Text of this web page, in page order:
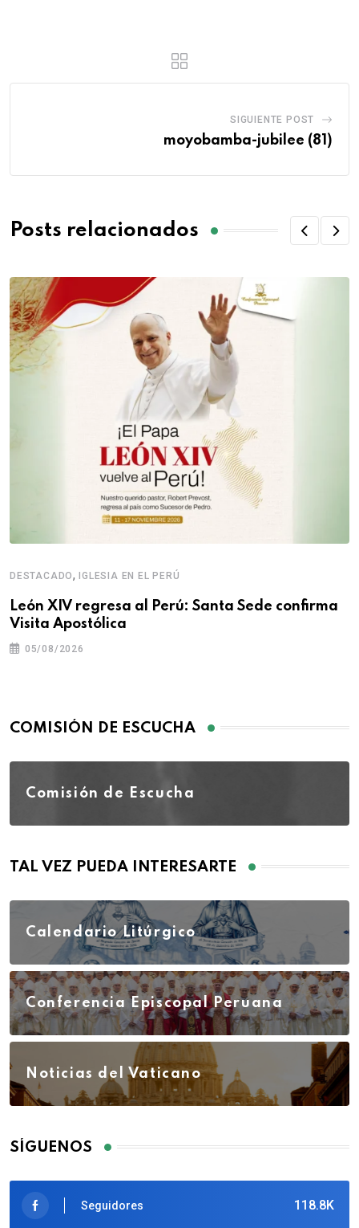
SIGUIENTE POST
moyobamba-jubilee (81)
Posts relacionados
DESTACADO,IGLESIA EN EL PERÚ
León XIV regresa al Perú: Santa Sede confirma
Visita Apostólica
05/08/2026
COMISIÓN DE ESCUCHA
Comisión de Escucha
TAL VEZ PUEDA INTERESARTE
Calendario Litúrgico
Conferencia Episcopal Peruana
Noticias del Vaticano
SÍGUENOS
118.8K
Seguidores